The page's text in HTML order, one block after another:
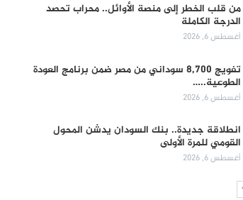
من قلب الخطر إلى منصة الأوائل.. محراب تحصد
الدرجة الكاملة
أغسطس 6, 2026
تفويج 8,700 سوداني من مصر ضمن برنامج العودة
الطوعية..…
أغسطس 6, 2026
انطلاقة جديدة.. بنك السودان يدشن المحول
القومي للمرة الأولى
أغسطس 6, 2026